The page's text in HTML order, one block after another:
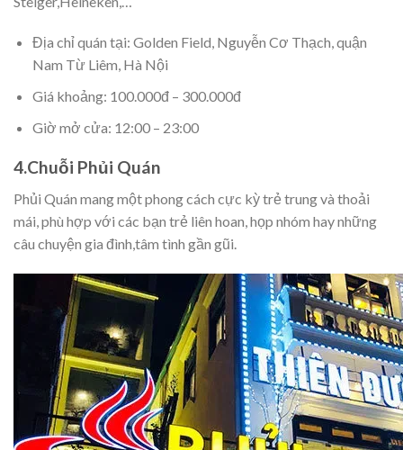
Địa chỉ quán tại: Golden Field, Nguyễn Cơ Thạch, quận
Nam Từ Liêm, Hà Nội
Giá khoảng: 100.000đ – 300.000đ
Giờ mở cửa: 12:00 – 23:00
4.Chuỗi Phủi Quán
Phủi Quán mang một phong cách cực kỳ trẻ trung và thoải
mái, phù hợp với các bạn trẻ liên hoan, họp nhóm hay những
câu chuyện gia đình,tâm tình gần gũi.